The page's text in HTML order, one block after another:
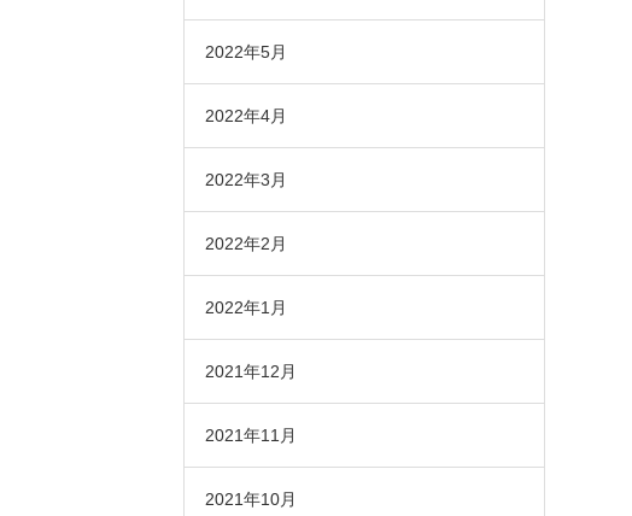
2022年5月
2022年4月
2022年3月
2022年2月
2022年1月
2021年12月
2021年11月
2021年10月